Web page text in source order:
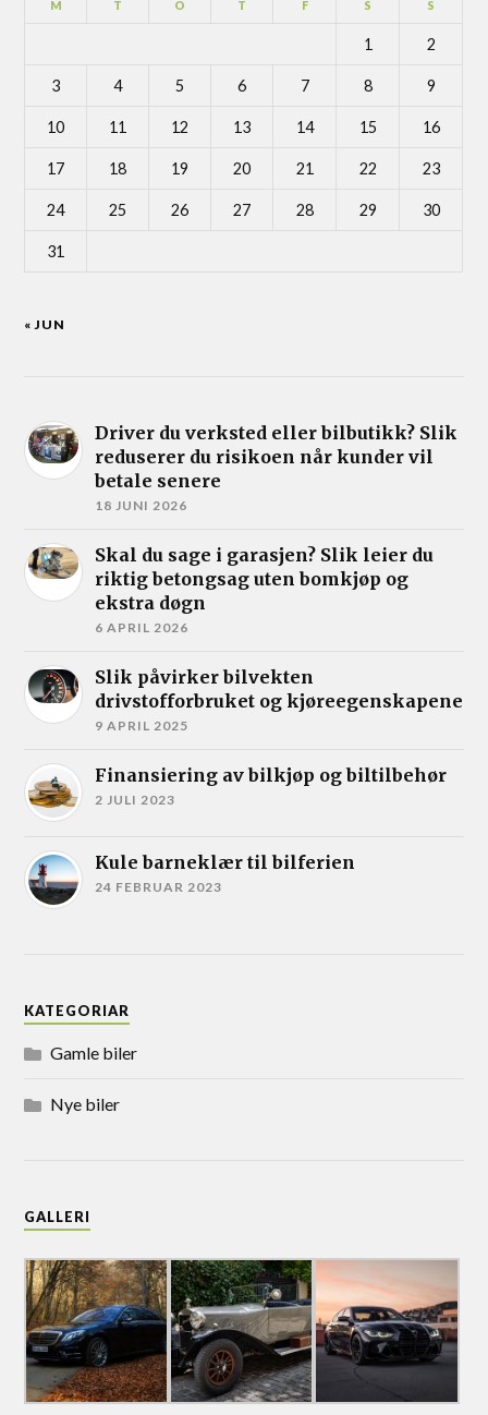
M T O T F S S
1 2
3 4 5 6 7 8 9
10 11 12 13 14 15 16
17 18 19 20 21 22 23
24 25 26 27 28 29 30
31
« JUN
Driver du verksted eller bilbutikk? Slik
reduserer du risikoen når kunder vil
betale senere
18 JUNI 2026
Skal du sage i garasjen? Slik leier du
riktig betongsag uten bomkjøp og
ekstra døgn
6 APRIL 2026
Slik påvirker bilvekten
drivstofforbruket og kjøreegenskapene
9 APRIL 2025
Finansiering av bilkjøp og biltilbehør
2 JULI 2023
Kule barneklær til bilferien
24 FEBRUAR 2023
KATEGORIAR
Gamle biler
Nye biler
GALLERI